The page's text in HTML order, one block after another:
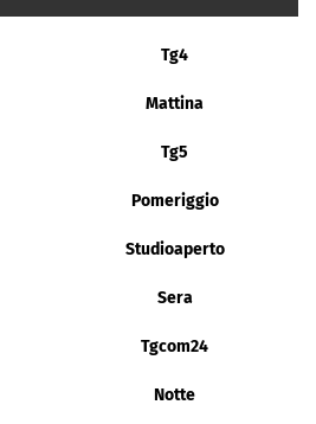
Tg4
Mattina
Tg5
Pomeriggio
Studioaperto
Sera
Tgcom24
Notte